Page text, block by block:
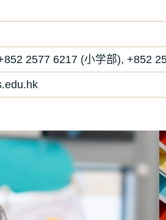
2577 6217 (小学部), +852